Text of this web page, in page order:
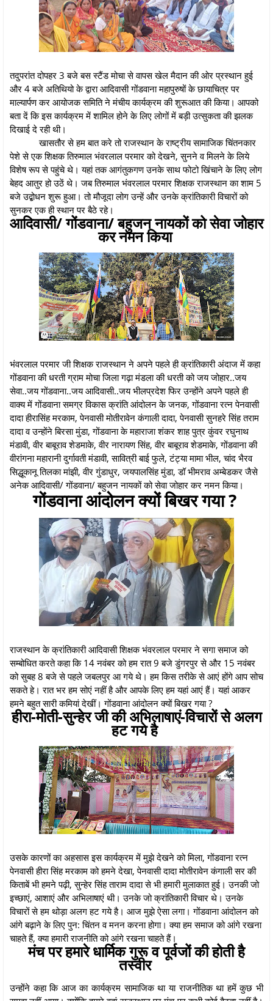
तदुपरांत दोपहर 3 बजे बस स्टैंड मोचा से वापस खेल मैदान की ओर प्रस्थान हुई
और 4 बजे अतिथियो के द्वारा आदिवासी गोंडवाना महापुरुषों के छायाचित्र पर
माल्यार्पण कर आयोजक समिति ने मंचीय कार्यक्रम की शुरूआत की किया। आपको
बता दें कि इस कार्यक्रम में शामिल होने के लिए लोगों में बड़ी उत्सुकता की झलक
दिखाई दे रही थी।
खासतौर से हम बात करे तो राजस्थान के राष्ट्रीय सामाजिक चिंतनकार
पेशे से एक शिक्षक तिरुमाल भंवरलाल परमार को देखने, सुनने व मिलने के लिये
विशेष रूप से पहुंचे थे। यहां तक आगंतुकगण उनके साथ फोटो खिंचाने के लिए लोग
बेहद आतुर हो उठें थे। जब तिरुमाल भंवरलाल परमार शिक्षक राजस्थान का शाम 5
बजे उद्बोधन शुरू हुआ। तो मौजूदा लोग उन्हें और उनके क्रांतिकारी विचारों को
सुनकर एक ही स्थान पर बैठे रहे।
आदिवासी/ गोंडवाना/ बहुजन नायकों को सेवा जोहार
कर नमन किया
भंवरलाल परमार जी शिक्षक राजस्थान ने अपने पहले ही क्रांतिकारी अंदाज में कहा
गोंडवाना की धरती ग्राम मोचा जिला गढ़ा मंडला की धरती को जय जोहार..जय
सेवा..जय गोंडवाना..जय आदिवासी..जय भीलप्रदेश फिर उन्होंने अपने पहले ही
वाक्य में गोंडवाना समग्र विकास क्रांति आंदोलन के जनक, गोंडवाना रत्न पेनवासी
दादा हीरासिंह मरकाम, पेनवासी मोतीरावेन कंगाली दादा, पेनवासी सुनहरे सिंह तराम
दादा व उन्होंने बिरसा मुंडा, गोंडवाना के महाराजा शंकर शाह पुत्र कुंवर रघुनाथ
मंडावी, वीर बाबूराव शेडमाके, वीर नारायण सिंह, वीर बाबूराव शेडमाके, गोंडवाना की
वीरांगना महारानी दुर्गावती मंडावी, सावित्री बाई फुले, टंट्या मामा भील, चांद भैरव
सिद्धूकानू तिलका मांझी, वीर गुंडाधुर, जयपालसिंह मुंडा, डॉ भीमराव अम्बेडकर जैसे
अनेक आदिवासी/ गोंडवाना/ बहुजन नायकों को सेवा जोहार कर नमन किया।
गोंडवाना आंदोलन क्यों बिखर गया ?
राजस्थान के क्रांतिकारी आदिवासी शिक्षक भंवरलाल परमार ने सगा समाज को
सम्बोधित करते कहा कि 14 नवंबर को हम रात 9 बजे डुंगरपुर से और 15 नवंबर
को सुबह 8 बजे से पहले जबलपुर आ गये थे। हम किस तरीके से आएं होंगे आप सोच
सकते हे। रात भर हम सोएं नहीं है और आपके लिए हम यहां आएं हैं। यहां आकर
हमने बहुत सारी कमियां देखीं। गोंडवाना आंदोलन क्यों बिखर गया ?
हीरा-मोती-सुन्हेर जी की अभिलाषाएं-विचारों से अलग
हट गये है
उसके कारणों का अहसास इस कार्यक्रम में मुझे देखने को मिला, गोंडवाना रत्न
पेनवासी हीरा सिंह मरकाम को हमने देखा, पेनवासी दादा मोतीरावेन कंगाली सर की
किताबें भी हमने पढ़ी, सुन्हेर सिंह ताराम दादा से भी हमारी मुलाकात हुई। उनकी जो
इच्छाएं, आशाएं और अभिलाषाएं थी। उनके जो क्रांतिकारी विचार थे। उनके
विचारों से हम थोड़ा अलग हट गये है। आज मुझे ऐसा लगा। गोंडवाना आंदोलन को
आंगे बढ़ाने के लिए पुन: चिंतन व मनन करना होगा। क्या हम समाज को आंगे रखना
चाहते हैं, क्या हमारी राजनीति को आंगे रखना चाहते हैं।
मंच पर हमारे धार्मिक गुरू व पूर्वजों की होती है
तस्वीर
उन्होंने कहा कि आज का कार्यक्रम सामाजिक था या राजनीतिक था हमें कुछ भी